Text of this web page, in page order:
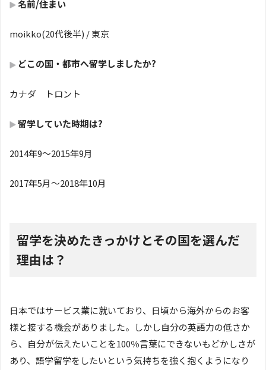
名前/住まい
moikko(20代後半) / 東京
どこの国・都市へ留学しましたか?
カナダ トロント
留学していた時期は?
2014年9～2015年9月
2017年5月～2018年10月
留学を決めたきっかけとその国を選んだ
理由は？
日本ではサービス業に就いており、日頃から海外からのお客
様と接する機会がありました。しかし自分の英語力の低さか
ら、自分が伝えたいことを100％言葉にできないもどかしさが
あり、語学留学をしたいという気持ちを強く抱くようになり